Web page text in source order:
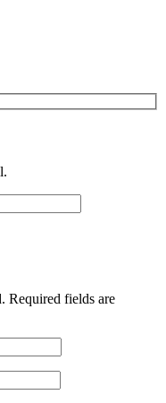
Required fields are